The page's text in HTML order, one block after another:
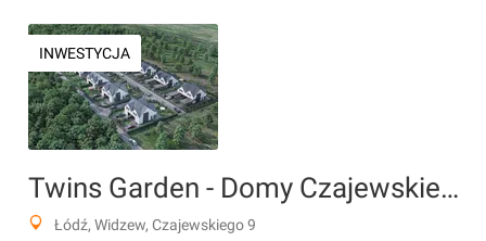
INWESTYCJA
Twins Garden - Domy Czajewskiego
Łódź, Widzew, Czajewskiego 9